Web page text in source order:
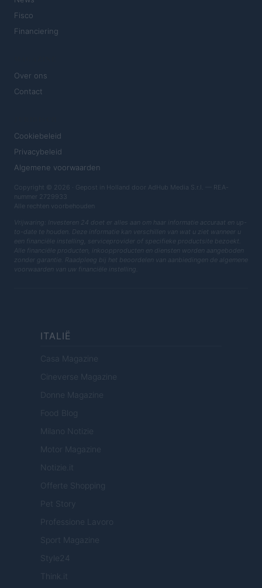
Fisco
Financiering
Over ons
Contact
Cookiebeleid
Privacybeleid
Algemene voorwaarden
Copyright © 2026 · Gepost in Holland door AdHub Media S.r.l. — REA-
nummer 2729933
Alle rechten voorbehouden
Vrijwaring: Investeren 24 doet er alles aan om haar informatie accuraat en up-
to-date te houden. Deze informatie kan verschillen van wat u ziet wanneer u
een financiële instelling, serviceprovider of specifieke productsite bezoekt.
Alle financiële producten, inkoopproducten en diensten worden aangeboden
zonder garantie. Raadpleeg bij het beoordelen van aanbiedingen de algemene
voorwaarden van uw financiële instelling.
ITALIË
Casa Magazine
Cineverse Magazine
Donne Magazine
Food Blog
Milano Notizie
Motor Magazine
Notizie.it
Offerte Shopping
Pet Story
Professione Lavoro
Sport Magazine
Style24
Think.it